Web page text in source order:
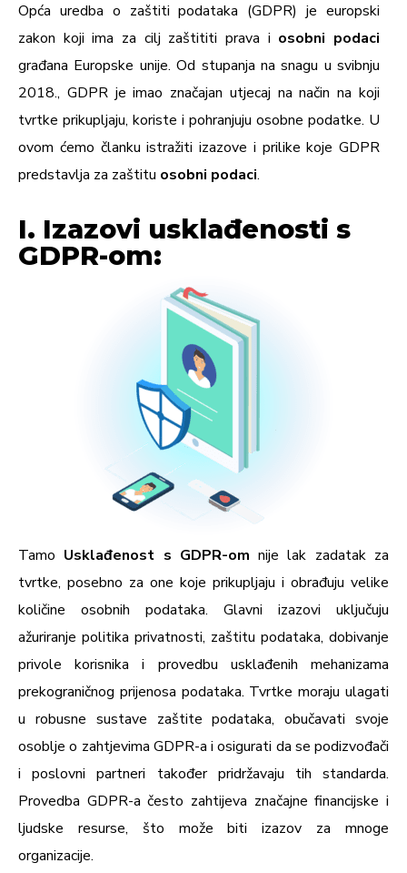
Opća uredba o zaštiti podataka (GDPR) je europski
zakon koji ima za cilj zaštititi prava i osobni podaci
građana Europske unije. Od stupanja na snagu u svibnju
2018., GDPR je imao značajan utjecaj na način na koji
tvrtke prikupljaju, koriste i pohranjuju osobne podatke. U
ovom ćemo članku istražiti izazove i prilike koje GDPR
predstavlja za zaštitu osobni podaci.
I. Izazovi usklađenosti s
GDPR-om:
Tamo Usklađenost s GDPR-om nije lak zadatak za
tvrtke, posebno za one koje prikupljaju i obrađuju velike
količine osobnih podataka. Glavni izazovi uključuju
ažuriranje politika privatnosti, zaštitu podataka, dobivanje
privole korisnika i provedbu usklađenih mehanizama
prekograničnog prijenosa podataka. Tvrtke moraju ulagati
u robusne sustave zaštite podataka, obučavati svoje
osoblje o zahtjevima GDPR-a i osigurati da se podizvođači
i poslovni partneri također pridržavaju tih standarda.
Provedba GDPR-a često zahtijeva značajne financijske i
ljudske resurse, što može biti izazov za mnoge
organizacije.